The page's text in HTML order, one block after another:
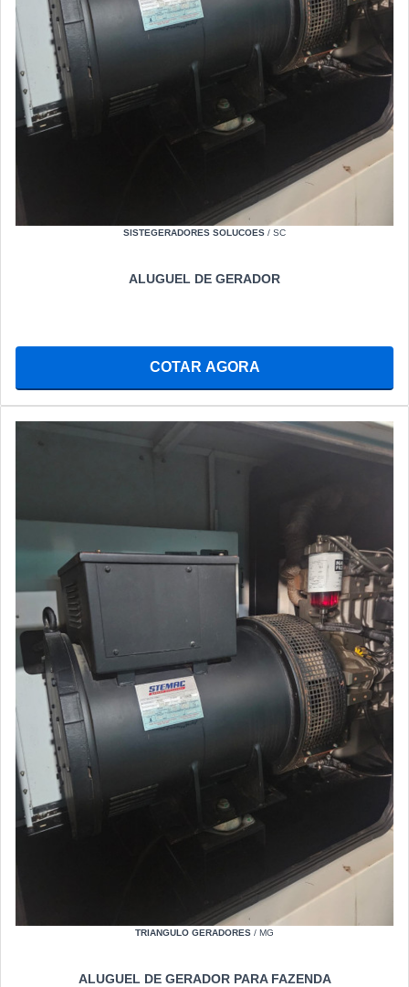
SISTEGERADORES SOLUCOES / SC
ALUGUEL DE GERADOR
COTAR AGORA
TRIANGULO GERADORES / MG
ALUGUEL DE GERADOR PARA FAZENDA